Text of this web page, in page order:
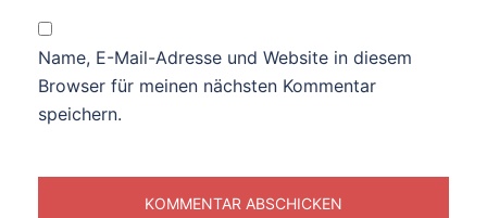
Name, E-Mail-Adresse und Website in diesem
Browser für meinen nächsten Kommentar
speichern.